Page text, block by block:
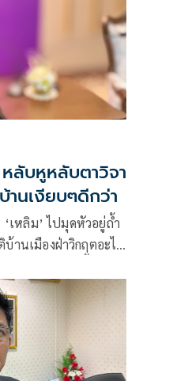
ลับหูหลับตาวิจา
นเงียบๆดีกว่า
เหลิม’ ไปมุดหัวอยู่ถ้ำ
านเมืองฝ่าวิกฤตอะไร
งคอก ถ้ายังใช้บริการ
หลับไม่ตื่น